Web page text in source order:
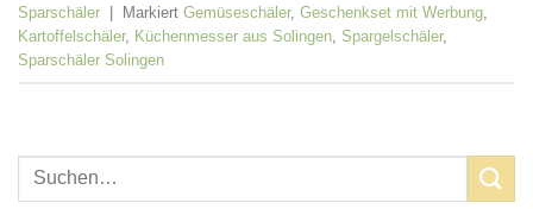
Sparschäler
Markiert Gemüseschäler, Geschenkset mit Werbung,
Kartoffelschäler, Küchenmesser aus Solingen, Spargelschäler,
Sparschäler Solingen